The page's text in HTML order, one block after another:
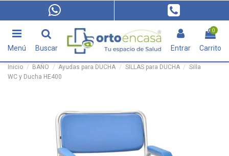
Menú Buscar Entrar
0
Carrito
Inicio BAÑO Ayudas para DUCHA SILLAS para DUCHA
Silla
WC y Ducha HE400